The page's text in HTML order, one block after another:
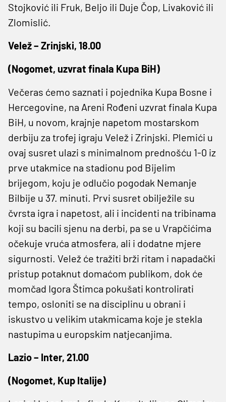
Stojković ili Fruk, Beljo ili Duje Čop, Livaković ili
Zlomislić.
Velež – Zrinjski, 18.00
(Nogomet, uzvrat finala Kupa BiH)
Večeras ćemo saznati i pojednika Kupa Bosne i
Hercegovine, na Areni Rođeni uzvrat finala Kupa
BiH, u novom, krajnje napetom mostarskom
derbiju za trofej igraju Velež i Zrinjski. Plemići u
ovaj susret ulazi s minimalnom prednošću 1-0 iz
prve utakmice na stadionu pod Bijelim
brijegom, koju je odlučio pogodak Nemanje
Bilbije u 37. minuti. Prvi susret obilježile su
čvrsta igra i napetost, ali i incidenti na tribinama
koji su bacili sjenu na derbi, pa se u Vrapčićima
očekuje vruća atmosfera, ali i dodatne mjere
sigurnosti. Velež će tražiti brži ritam i napadački
pristup potaknut domaćom publikom, dok će
momčad Igora Štimca pokušati kontrolirati
tempo, osloniti se na disciplinu u obrani i
iskustvo u velikim utakmicama koje je stekla
nastupima u europskim natjecanjima.
Lazio – Inter, 21.00
(Nogomet, Kup Italije)